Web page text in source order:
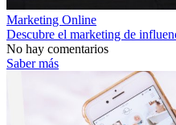
Marketing Online
Descubre el marketing de
No hay comentarios
Saber más